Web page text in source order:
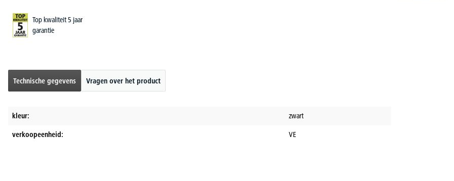
Top kwaliteit 5 jaar
garantie
Technische gegevens Vragen over het product
kleur: zwart
verkoopeenheid: VE